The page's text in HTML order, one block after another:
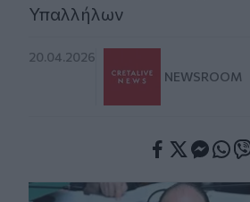
Υπαλλήλων
20.04.2026
NEWSROOM